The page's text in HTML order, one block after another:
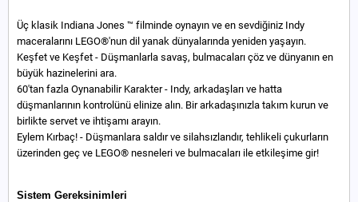
Üç klasik Indiana Jones ™ filminde oynayın ve en sevdiğiniz Indy
maceralarını LEGO®'nun dil yanak dünyalarında yeniden yaşayın.
Keşfet ve Keşfet - Düşmanlarla savaş, bulmacaları çöz ve dünyanın en
büyük hazinelerini ara.
60'tan fazla Oynanabilir Karakter - Indy, arkadaşları ve hatta
düşmanlarının kontrolünü elinize alın. Bir arkadaşınızla takım kurun ve
birlikte servet ve ihtişamı arayın.
Eylem Kırbaç! - Düşmanlara saldır ve silahsızlandır, tehlikeli çukurların
üzerinden geç ve LEGO® nesneleri ve bulmacaları ile etkileşime gir!
Sistem Gereksinimleri